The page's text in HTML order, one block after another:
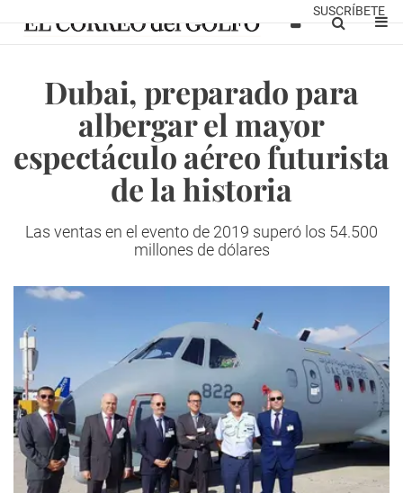
SUSCRÍBETE
Dubai, preparado para
albergar el mayor
espectáculo aéreo futurista
de la historia
Las ventas en el evento de 2019 superó los 54.500
millones de dólares